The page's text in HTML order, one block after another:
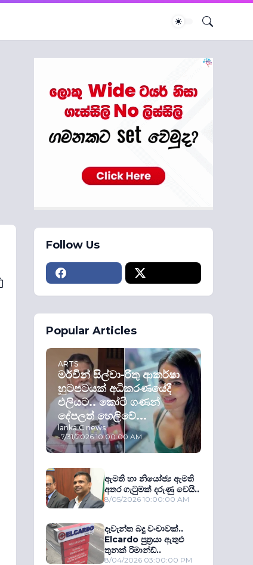
Follow Us
Popular Articles
ARTS
මර්වින් සිල්වා-රිතු ආකර්ෂා
හුටපටයක් අධිකරණයේදී
එලියට.. කෝටි ගණන්
දේපලත් හෙලිවේ...
lanka C news
-7/31/2026 10:00:00 AM
ඇමති හා නියෝජ්‍ය ඇමති
අතර ගැටුමක් දරුණු වෙයි..
8/05/2026 10:00:00 AM
දැවැන්ත බදු වංචාවක්..
Elcardo පුත‍්‍රයා ඇතුළු
තුනක් රිමාන්ඩ්..
8/04/2026 03:00:00 PM